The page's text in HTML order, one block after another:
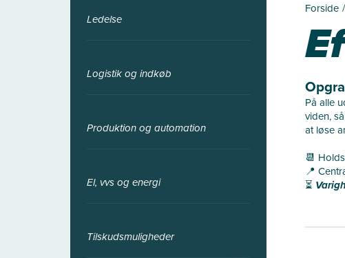
Ledelse
Logistik og indkøb
Produktion og automation
El, vvs og energi
Tilskudsmuligheder
Forside
På alle
viden,
at løse
📆
📍
⏳